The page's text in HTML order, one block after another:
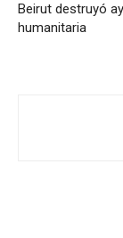
Beirut destruyó
humanitaria